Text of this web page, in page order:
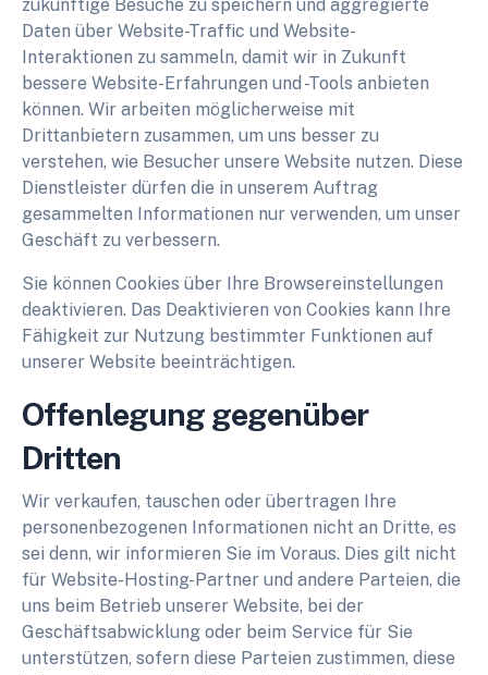
zukünftige Besuche zu speichern und aggregierte
Daten über Website-Traffic und Website-
Interaktionen zu sammeln, damit wir in Zukunft
bessere Website-Erfahrungen und -Tools anbieten
können. Wir arbeiten möglicherweise mit
Drittanbietern zusammen, um uns besser zu
verstehen, wie Besucher unsere Website nutzen. Diese
Dienstleister dürfen die in unserem Auftrag
gesammelten Informationen nur verwenden, um unser
Geschäft zu verbessern.
Sie können Cookies über Ihre Browsereinstellungen
deaktivieren. Das Deaktivieren von Cookies kann Ihre
Fähigkeit zur Nutzung bestimmter Funktionen auf
unserer Website beeinträchtigen.
Offenlegung gegenüber
Dritten
Wir verkaufen, tauschen oder übertragen Ihre
personenbezogenen Informationen nicht an Dritte, es
sei denn, wir informieren Sie im Voraus. Dies gilt nicht
für Website-Hosting-Partner und andere Parteien, die
uns beim Betrieb unserer Website, bei der
Geschäftsabwicklung oder beim Service für Sie
unterstützen, sofern diese Parteien zustimmen, diese